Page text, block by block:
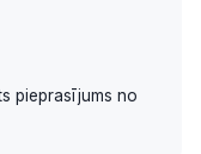
pieprasījums no